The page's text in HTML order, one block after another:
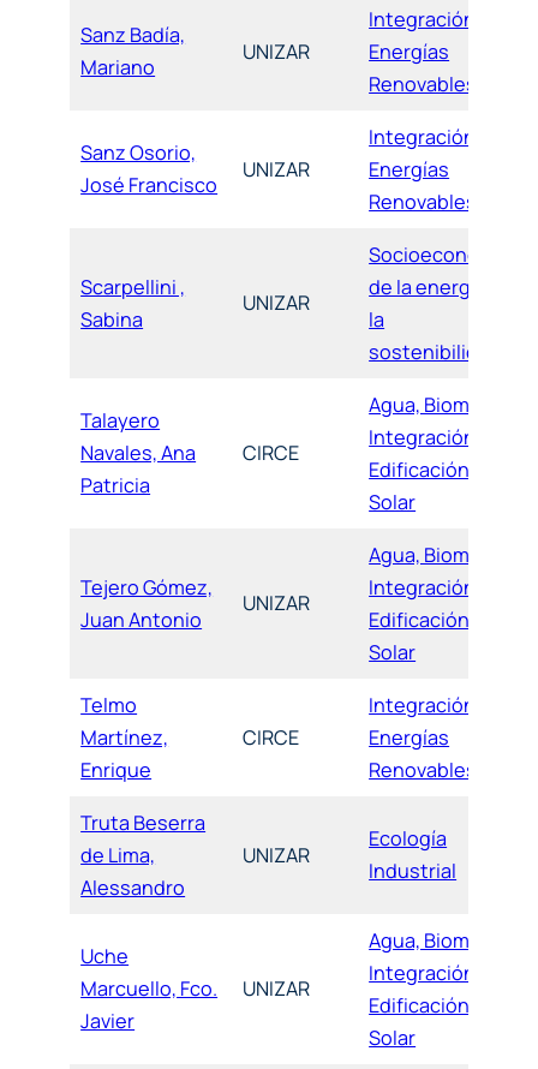
Sanz Badía,
Mariano
UNIZAR
Integración de
Energías
Renovables
Sanz Osorio,
José Francisco
UNIZAR
Integración de
Energías
Renovables
Scarpellini ,
Sabina
UNIZAR
Socioeconomía
de la energía y
la
sostenibilidad
Talayero
Navales, Ana
Patricia
CIRCE
Agua, Biomasa,
Integración,
Edificación y
Solar
Tejero Gómez,
Juan Antonio
UNIZAR
Agua, Biomasa,
Integración,
Edificación y
Solar
Telmo
Martínez,
Enrique
CIRCE
Integración de
Energías
Renovables
Truta Beserra
de Lima,
Alessandro
UNIZAR
Ecología
Industrial
Uche
Marcuello, Fco.
Javier
UNIZAR
Agua, Biomasa,
Integración,
Edificación y
Solar